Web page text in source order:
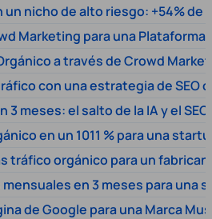
nicho de alto riesgo: +54% de
Marketing para una
a través de Crowd
con una estrategia de SEO
meses: el salto de la IA y el SEO
en un 1011 % para una
tráfico orgánico para un
en 3 meses para una
de Google para una Marca